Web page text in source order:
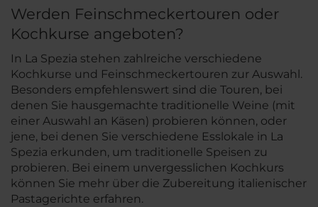
Werden Feinschmeckertouren oder
Kochkurse angeboten?
In La Spezia stehen zahlreiche verschiedene
Kochkurse und Feinschmeckertouren zur Auswahl.
Besonders empfehlenswert sind die Touren, bei
denen Sie hausgemachte traditionelle Weine (mit
einer Auswahl an Käsen) probieren können, oder
jene, bei denen Sie verschiedene Esslokale in La
Spezia erkunden, um traditionelle Speisen zu
probieren. Bei einem unvergesslichen Kochkurs
können Sie mehr über die Zubereitung italienischer
Pastagerichte erfahren.